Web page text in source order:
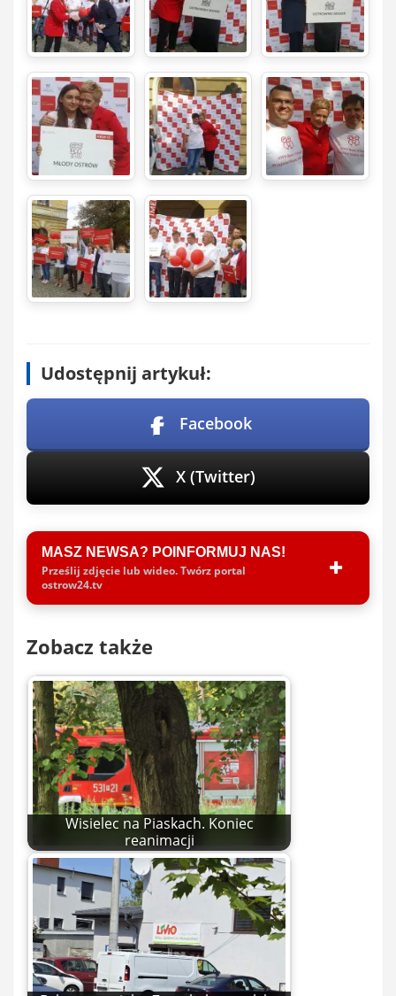
Udostępnij artykuł:
Facebook
X (Twitter)
MASZ NEWSA? POINFORMUJ NAS!
Prześlij zdjęcie lub wideo. Twórz portal
ostrow24.tv
Zobacz także
Wisielec na Piaskach. Koniec
reanimacji